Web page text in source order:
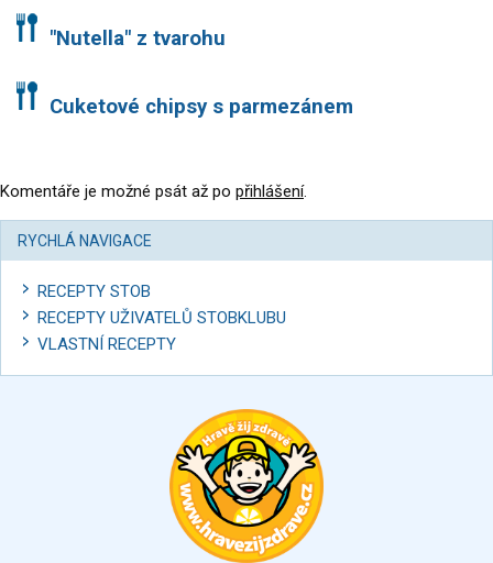
"Nutella" z tvarohu
Cuketové chipsy s parmezánem
Komentáře je možné psát až po přihlášení.
RYCHLÁ NAVIGACE
RECEPTY STOB
RECEPTY UŽIVATELŮ STOBKLUBU
VLASTNÍ RECEPTY